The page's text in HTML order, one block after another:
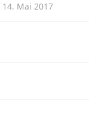
14. Mai 2017